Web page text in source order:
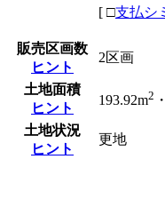
[ □支払シ
販売区画数
ヒント
2区画
土地面積
ヒント
193.92m2
土地状況
ヒント
更地